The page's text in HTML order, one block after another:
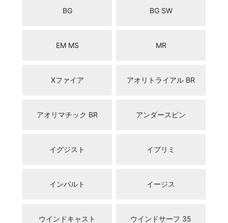
BG BG SW
EM MS MR
Xファイア アオリトライアル BR
アオリマチック BR アンダースピン
イグジスト イプリミ
インパルト イージス
ウインドキャスト ウインドサーフ 35